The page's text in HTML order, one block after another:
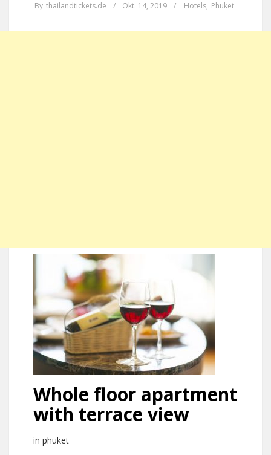
By thailandtickets.de / Okt. 14, 2019 / Hotels, Phuket
Whole floor apartment
with terrace view
in phuket